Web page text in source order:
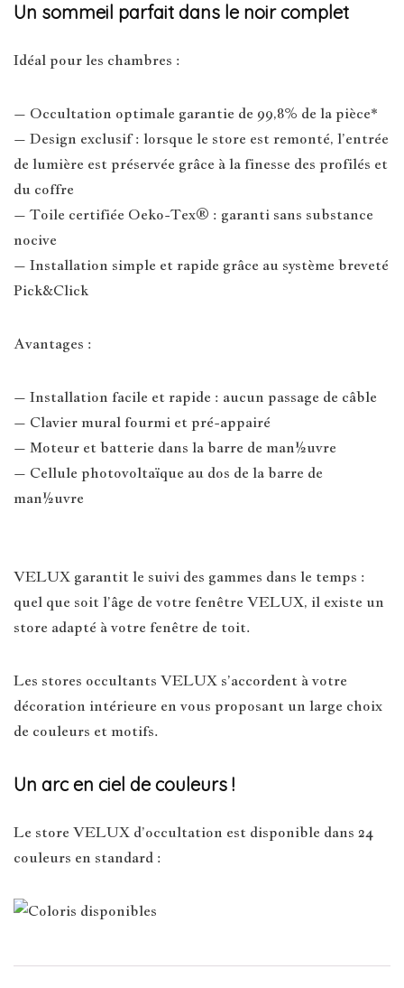
Un sommeil parfait dans le noir complet
Idéal pour les chambres :
– Occultation optimale garantie de 99,8% de la pièce*
– Design exclusif : lorsque le store est remonté, l’entrée
de lumière est préservée grâce à la finesse des profilés et
du coffre
– Toile certifiée Oeko-Tex® : garanti sans substance
nocive
– Installation simple et rapide grâce au système breveté
Pick&Click
Avantages :
– Installation facile et rapide : aucun passage de câble
– Clavier mural fourmi et pré-appairé
– Moteur et batterie dans la barre de man½uvre
– Cellule photovoltaïque au dos de la barre de
man½uvre
VELUX garantit le suivi des gammes dans le temps :
quel que soit l’âge de votre fenêtre VELUX, il existe un
store adapté à votre fenêtre de toit.
Les stores occultants VELUX s’accordent à votre
décoration intérieure en vous proposant un large choix
de couleurs et motifs.
Un arc en ciel de couleurs !
Le store VELUX d’occultation est disponible dans 24
couleurs en standard :